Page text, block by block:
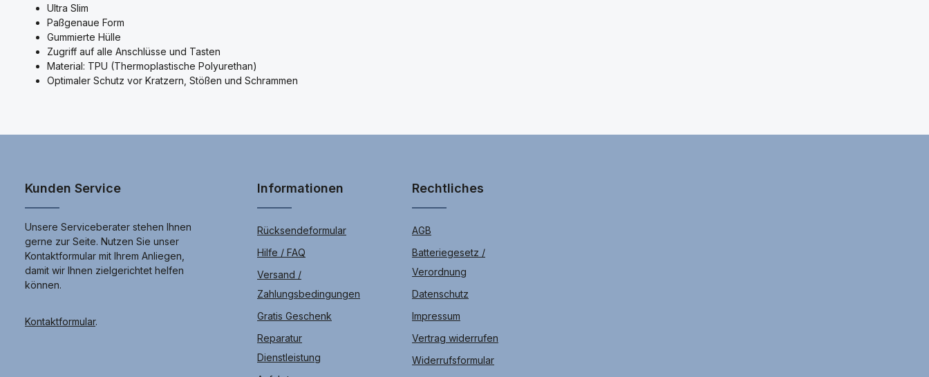
Ultra Slim
Paßgenaue Form
Gummierte Hülle
Zugriff auf alle Anschlüsse und Tasten
Material: TPU (Thermoplastische Polyurethan)
Optimaler Schutz vor Kratzern, Stößen und Schrammen
Kunden Service
Unsere Serviceberater stehen Ihnen
gerne zur Seite. Nutzen Sie unser
Kontaktformular mit Ihrem Anliegen,
damit wir Ihnen zielgerichtet helfen
können.
Kontaktformular.
Informationen
Rücksendeformular
Hilfe / FAQ
Versand /
Zahlungsbedingungen
Gratis Geschenk
Reparatur
Dienstleistung
Rechtliches
AGB
Batteriegesetz /
Verordnung
Datenschutz
Impressum
Vertrag widerrufen
Widerrufsformular